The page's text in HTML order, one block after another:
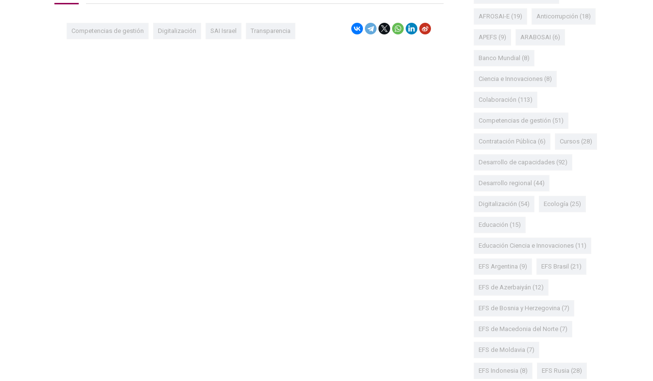
Competencias de gestión Digitalización SAI Israel Transparencia
AFROSAI-E(19) Anticorrupción (18)
APEFS (9) ARABOSAI (6)
Banco Mundial (8)
Ciencia e Innovaciones(8)
Colaboración (113)
Competencias de gestión (51)
Contratación Pública (6) Cursos(28)
Desarrollo de capacidades(92)
Desarrollo regional (44)
Digitalización (54) Ecología (25)
Educación (15)
Educación Ciencia e Innovaciones(11)
EFS Argentina (9) EFS Brasil (21)
EFS de Azerbaiyán (12)
EFS de Bosnia y Herzegovina (7)
EFS de Macedonia del Norte(7)
EFS de Moldavia (7)
EFS Indonesia (8) EFS Rusia (28)